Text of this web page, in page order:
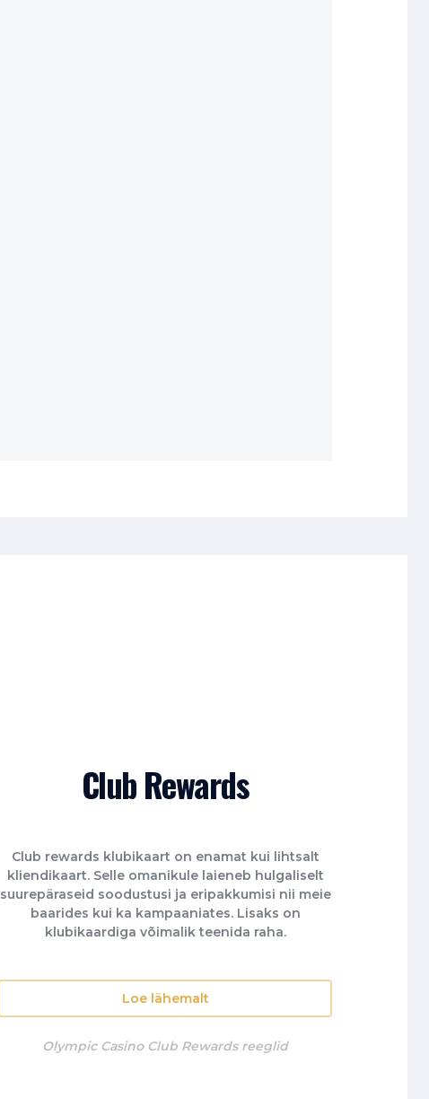
Club Rewards
Club rewards klubikaart on enamat kui lihtsalt
kliendikaart. Selle omanikule laieneb hulgaliselt
suurepäraseid soodustusi ja eripakkumisi nii meie
baarides kui ka kampaaniates. Lisaks on
klubikaardiga võimalik teenida raha.
Loe lähemalt
Olympic Casino Club Rewards reeglid